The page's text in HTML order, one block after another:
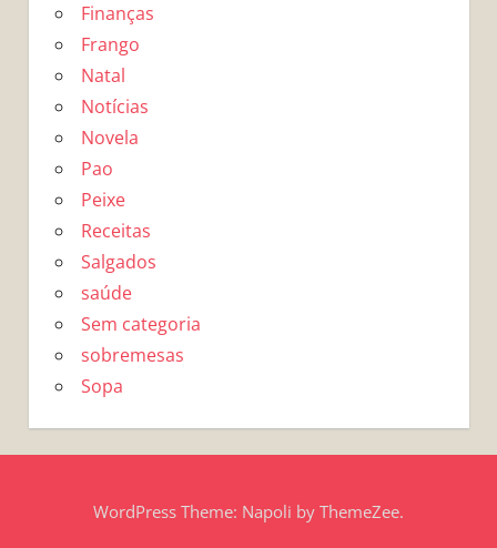
Finanças
Frango
Natal
Notícias
Novela
Pao
Peixe
Receitas
Salgados
saúde
Sem categoria
sobremesas
Sopa
WordPress Theme: Napoli by ThemeZee.